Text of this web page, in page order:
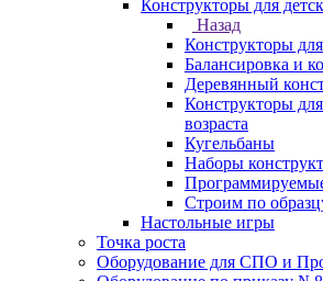
Конструкторы для
Назад
Конструкторы
Балансировка и
Деревянный
Конструкторы
возраста
Кугельбаны
Наборы
Строим по
Настольные игры
Точка роста
Оборудование для СПО и